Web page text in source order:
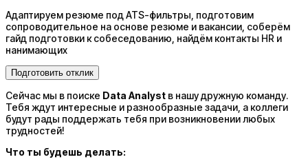
Адаптируем резюме под ATS-фильтры, подготовим
сопроводительное на основе резюме и вакансии, соберём
гайд подготовки к собеседованию, найдём контакты HR и
нанимающих
Подготовить отклик
Сейчас мы в поиске Data Analyst в нашу дружную команду.
Тебя ждут интересные и разнообразные задачи, а коллеги
будут рады поддержать тебя при возникновении любых
трудностей!
Что ты будешь делать: